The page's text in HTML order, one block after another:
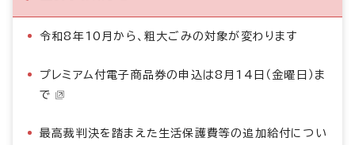
令和8年10月から、粗大ごみの対象が変わります
プレミアム付電子商品券の申込は8月14日（金曜日）ま
で
最高裁判決を踏まえた生活保護費等の追加給付につい